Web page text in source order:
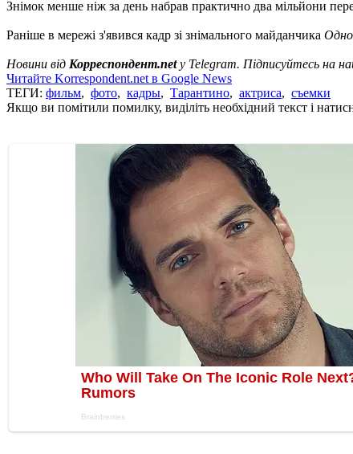
Знімок менше ніж за день набрав практично два мільйони
Раніше в мережі з'явився кадр зі знімального майданчика
Новини від Корреспондент.netу Telegram. Підписуйтесь на
Читайте Korrespondent.net в Google News
ТЕГИ: фильм, фото, кадры, Тарантино, актриса, съемки
Якщо ви помітили помилку, виділіть необхідний текст і